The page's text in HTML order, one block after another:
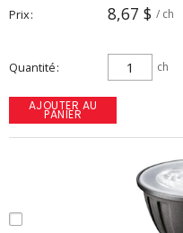
Prix 8,67 $ / ch
Quantité ch
AJOUTER AU
PANIER